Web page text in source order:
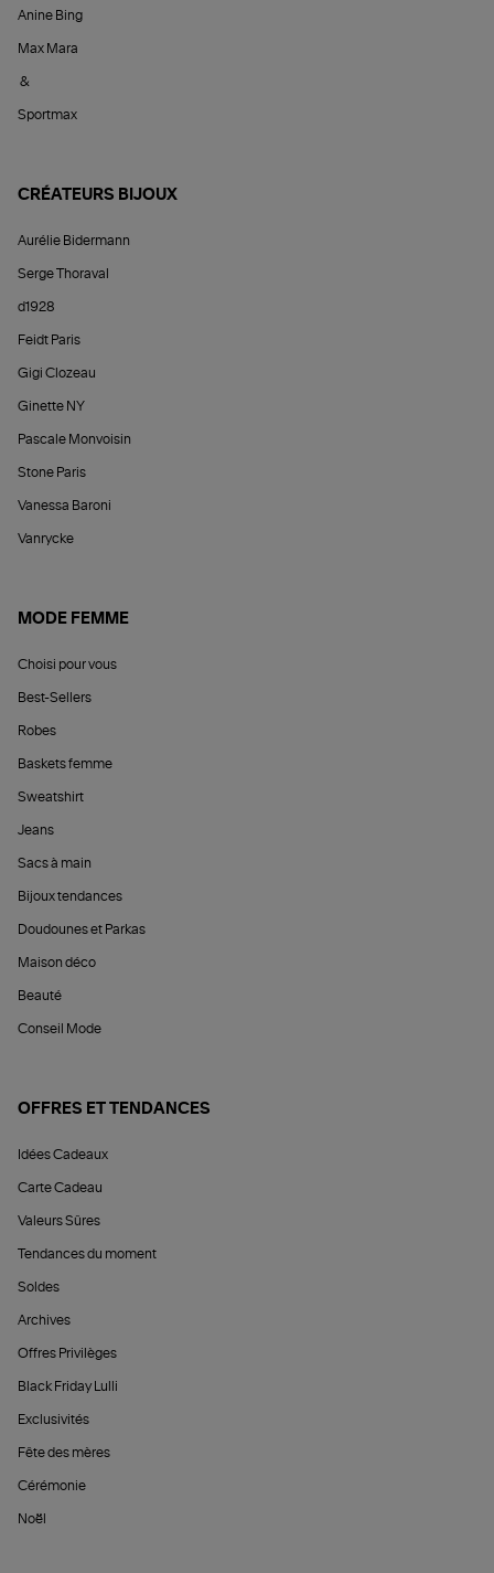
Anine Bing
Max Mara
&
Sportmax
CRÉATEURS BIJOUX
Aurélie Bidermann
Serge Thoraval
d1928
Feidt Paris
Gigi Clozeau
Ginette NY
Pascale Monvoisin
Stone Paris
Vanessa Baroni
Vanrycke
MODE FEMME
Choisi pour vous
Best-Sellers
Robes
Baskets femme
Sweatshirt
Jeans
Sacs à main
Bijoux tendances
Doudounes et Parkas
Maison déco
Beauté
Conseil Mode
OFFRES ET TENDANCES
Idées Cadeaux
Carte Cadeau
Valeurs Sûres
Tendances du moment
Soldes
Archives
Offres Privilèges
Black Friday Lulli
Exclusivités
Fête des mères
Cérémonie
Noël